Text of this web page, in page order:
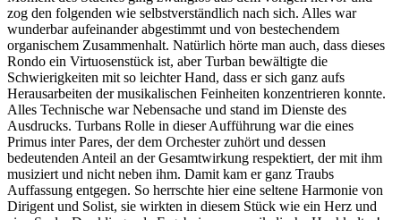
zog den folgenden wie selbstverständlich nach sich. Alles war
wunderbar aufeinander abgestimmt und von bestechendem
organischem Zusammenhalt. Natürlich hörte man auch, dass dieses
Rondo ein Virtuosenstück ist, aber Turban bewältigte die
Schwierigkeiten mit so leichter Hand, dass er sich ganz aufs
Herausarbeiten der musikalischen Feinheiten konzentrieren konnte.
Alles Technische war Nebensache und stand im Dienste des
Ausdrucks. Turbans Rolle in dieser Aufführung war die eines
Primus inter Pares, der dem Orchester zuhört und dessen
bedeutenden Anteil an der Gesamtwirkung respektiert, der mit ihm
musiziert und nicht neben ihm. Damit kam er ganz Traubs
Auffassung entgegen. So herrschte hier eine seltene Harmonie von
Dirigent und Solist, sie wirkten in diesem Stück wie ein Herz und